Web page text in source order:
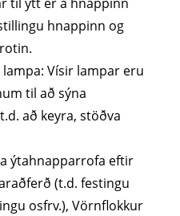
hnappinn og
Vísir lampar eru
til að sýna
að keyra, stöðva
ýtahnapparrofa eftir
(t.d. festingu
osfrv.), Vörnflokkur